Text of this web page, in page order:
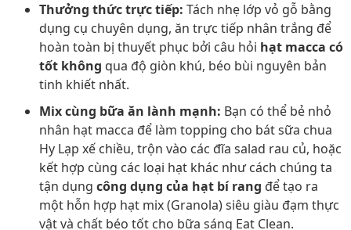
Thưởng thức trực tiếp: Tách nhẹ lớp vỏ gỗ bằng
dụng cụ chuyên dụng, ăn trực tiếp nhân trắng để
hoàn toàn bị thuyết phục bởi câu hỏi hạt macca có
tốt không qua độ giòn khú, béo bùi nguyên bản
tinh khiết nhất.
Mix cùng bữa ăn lành mạnh: Bạn có thể bẻ nhỏ
nhân hạt macca để làm topping cho bát sữa chua
Hy Lạp xế chiều, trộn vào các đĩa salad rau củ, hoặc
kết hợp cùng các loại hạt khác như cách chúng ta
tận dụng công dụng của hạt bí rang để tạo ra
một hỗn hợp hạt mix (Granola) siêu giàu đạm thực
vật và chất béo tốt cho bữa sáng Eat Clean.